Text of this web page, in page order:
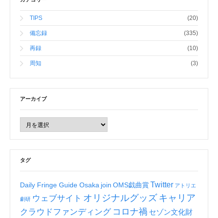
TIPS (20)
備忘録 (335)
再録 (10)
周知 (3)
アーカイブ
タグ
Daily Fringe Guide Osaka join OMS戯曲賞Twitter アトリエ
劇研 ウェブサイト オリジナルグッズ キャリア
クラウドファンディング コロナ禍 セゾン文化財